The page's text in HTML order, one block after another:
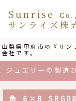
山梨県甲府市の『サン
会社です。
Sunrise
サンライズ株
ュエリーの製造ひ
角